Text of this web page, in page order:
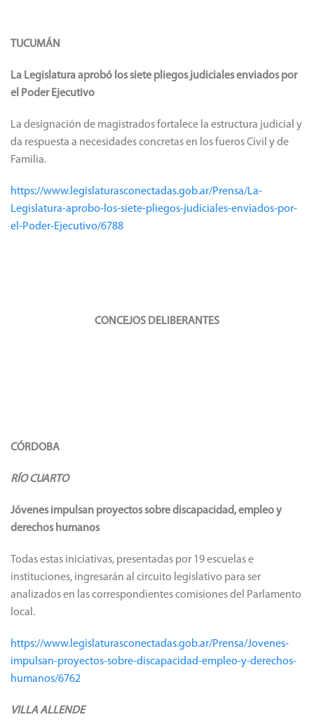
TUCUMÁN
La Legislatura aprobó los siete pliegos judiciales enviados por
el Poder Ejecutivo
La designación de magistrados fortalece la estructura judicial y
da respuesta a necesidades concretas en los fueros Civil y de
Familia.
https://www.legislaturasconectadas.gob.ar/Prensa/La-
Legislatura-aprobo-los-siete-pliegos-judiciales-enviados-por-
el-Poder-Ejecutivo/6788
CONCEJOS DELIBERANTES
CÓRDOBA
RÍO CUARTO
Jóvenes impulsan proyectos sobre discapacidad, empleo y
derechos humanos
Todas estas iniciativas, presentadas por 19 escuelas e
instituciones, ingresarán al circuito legislativo para ser
analizados en las correspondientes comisiones del Parlamento
local.
https://www.legislaturasconectadas.gob.ar/Prensa/Jovenes-
impulsan-proyectos-sobre-discapacidad-empleo-y-derechos-
humanos/6762
VILLA ALLENDE